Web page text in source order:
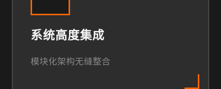
系统高度集成
模块化架构无缝整合